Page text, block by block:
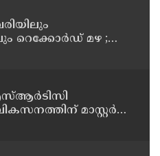
റെക്കോർഡ് മഴ ;
മാസ്റ്റർ